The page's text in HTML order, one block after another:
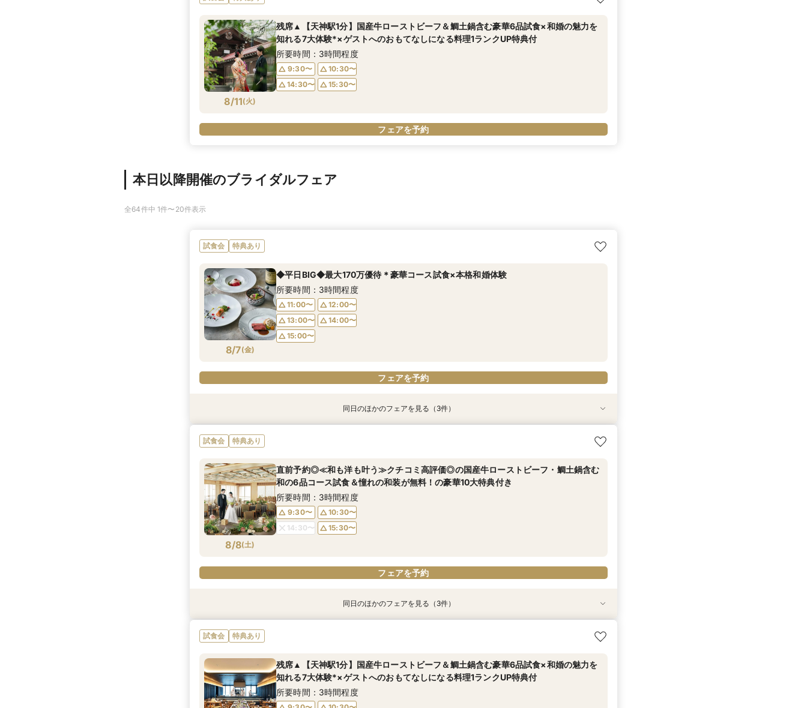
8/11(火)
残席▲【天神駅1分】国産牛ローストビーフ＆鯛土鍋含む豪華6品試食×和婚の魅力を
知れる7大体験*×ゲストへのおもてなしになる料理1ランクUP特典付
所要時間：3時間程度
9:30〜
10:30〜
14:30〜
15:30〜
フェアを予約
本日以降開催のブライダルフェア
全64件中 1件〜20件表示
試食会 特典あり
8/7(金)
◆平日BIG◆最大170万優待＊豪華コース試食×本格和婚体験
所要時間：3時間程度
11:00〜
12:00〜
13:00〜
14:00〜
15:00〜
フェアを予約
8/7(金)
11:00〜
12:00〜
13:00〜
14:00〜
15:00〜
8/7(金)
11:00〜
12:00〜
13:00〜
14:00〜
15:00〜
8/7(金)
11:00〜
12:00〜
13:00〜
14:00〜
15:00〜
同日のほかのフェアを見る（3件）
試食会 特典あり
8/8(土)
直前予約◎≪和も洋も叶う≫クチコミ高評価◎の国産牛ローストビーフ・鯛土鍋含む
和の6品コース試食＆憧れの和装が無料！の豪華10大特典付き
所要時間：3時間程度
9:30〜
10:30〜
14:30〜
15:30〜
フェアを予約
9:00〜 18:00〜
9:30〜
10:30〜
14:30〜
15:30〜
【2名～OK◎】◆少人数婚相談会◆料理グレードUP＆極上和牛ローストビーフ試食×
所要時間：3時間程度
9:30〜
10:30〜
14:30〜
15:30〜
同日のほかのフェアを見る（3件）
試食会 特典あり
残席▲【天神駅1分】国産牛ローストビーフ＆鯛土鍋含む豪華6品試食×和婚の魅力を
知れる7大体験*×ゲストへのおもてなしになる料理1ランクUP特典付
所要時間：3時間程度